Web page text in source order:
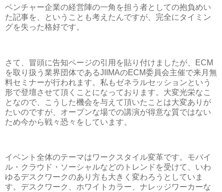
ベンチャー企業の経営陣の一角を担う者としての抱負めい
た記事を、ということも考えたんですが、完全にタイミン
グを失った格好です。
さて、冒頭に告知ページの引用を貼り付けましたが、ECM
を取り扱う業界団体であるJIIMAのECM委員会主催で来月無
料セミナーが行われます。私もゼネラルセッションという
形で登壇させて頂くことになっております。大変光栄なこ
となので、こうした機会を与えて頂いたことは大変ありが
たいのですが、オープンな場での講演が得意な質ではない
ため今から戦々恐々をしています。
イベント全体のテーマはワークスタイル変革です。モバイ
ル・クラウド・ソーシャルなどのトレンドを受けて、いわ
ゆるデスクワークのあり方も大きく変わろうとしていま
す。デスクワーク、ホワイトカラー、ナレッジワーカーな